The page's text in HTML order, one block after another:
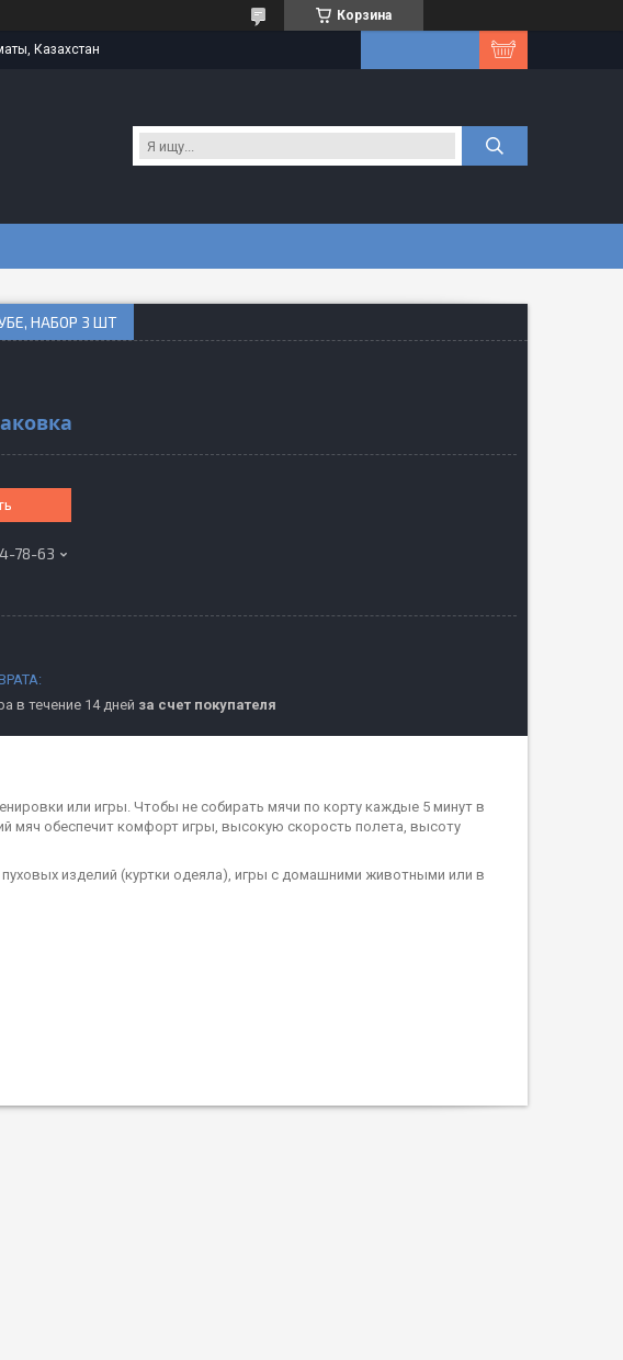
Корзина
Казахстан
НАБОР 3 ШТ
78-63
в течение 14 дней за счет покупателя
или игры. Чтобы не собирать мячи по корту каждые 5 минут в
мяч обеспечит комфорт игры, высокую скорость полета, высоту
изделий (куртки одеяла), игры с домашними животными или в